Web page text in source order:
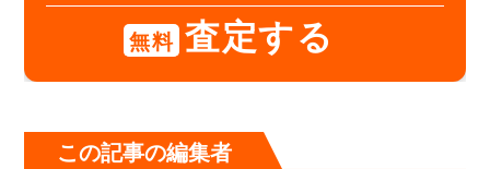
無料 査定する
この記事の編集者